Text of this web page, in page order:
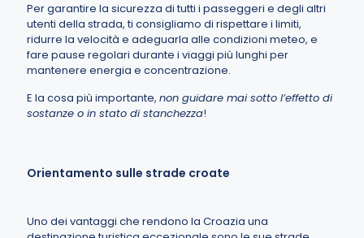
Per garantire la sicurezza di tutti i passeggeri e degli altri
utenti della strada, ti consigliamo di rispettare i limiti,
ridurre la velocità e adeguarla alle condizioni meteo, e
fare pause regolari durante i viaggi più lunghi per
mantenere energia e concentrazione.
E la cosa più importante, non guidare mai sotto l’effetto di
sostanze o in stato di stanchezza!
Orientamento sulle strade croate
Uno dei vantaggi che rendono la Croazia una